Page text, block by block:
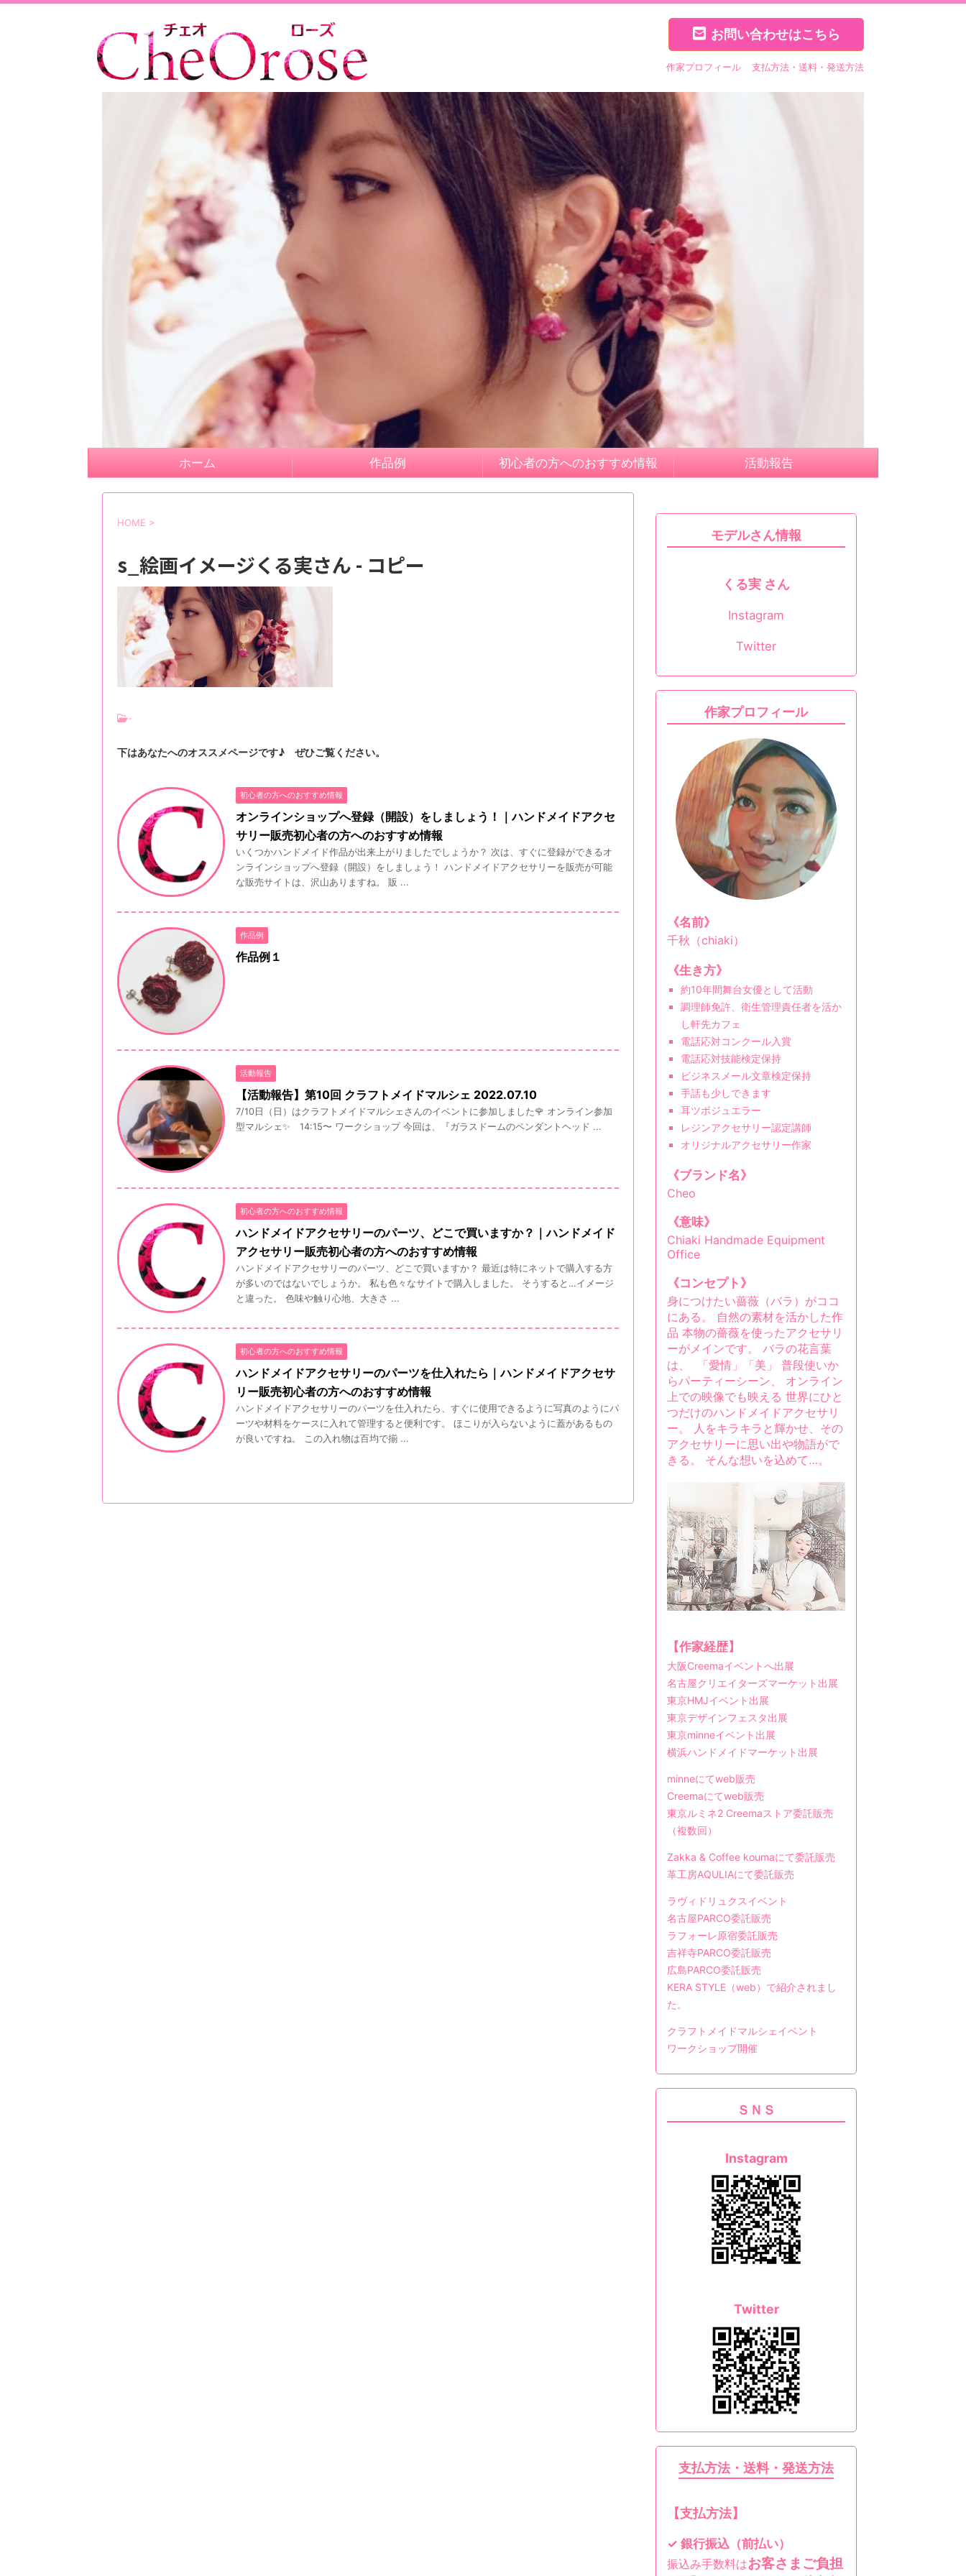
お問い合わせはこちら
作家プロフィール 支払方法・送料・発送方法
ホーム 作品例 初心者の方へのおすすめ情報 活動報告
HOME >
s_絵画イメージくる実さん - コピー
-
下はあなたへのオススメページです♪ ぜひご覧ください。
初心者の方へのおすすめ情報
オンラインショップへ登録（開設）をしましょう！｜ハンドメイドアクセ
サリー販売初心者の方へのおすすめ情報
いくつかハンドメイド作品が出来上がりましたでしょうか？ 次は、すぐに登録ができるオ
ンラインショップへ登録（開設）をしましょう！ ハンドメイドアクセサリーを販売が可能
な販売サイトは、沢山ありますね。 販 ...
作品例
作品例１
活動報告
【活動報告】第10回 クラフトメイドマルシェ 2022.07.10
7/10日（日）はクラフトメイドマルシェさんのイベントに参加しました🌹 オンライン参加
型マルシェ✨ 14:15〜 ワークショップ 今回は、『ガラスドームのペンダントヘッド ...
初心者の方へのおすすめ情報
ハンドメイドアクセサリーのパーツ、どこで買いますか？｜ハンドメイド
アクセサリー販売初心者の方へのおすすめ情報
ハンドメイドアクセサリーのパーツ、どこで買いますか？ 最近は特にネットで購入する方
が多いのではないでしょうか。 私も色々なサイトで購入しました。 そうすると…イメージ
と違った。 色味や触り心地、大きさ ...
初心者の方へのおすすめ情報
ハンドメイドアクセサリーのパーツを仕入れたら｜ハンドメイドアクセサ
リー販売初心者の方へのおすすめ情報
ハンドメイドアクセサリーのパーツを仕入れたら、すぐに使用できるように写真のようにパ
ーツや材料をケースに入れて管理すると便利です。 ほこりが入らないように蓋があるもの
が良いですね。 この入れ物は百均で揃 ...
モデルさん情報
くる実 さん
Instagram
Twitter
作家プロフィール
《名前》
千秋（chiaki）
《生き方》
約10年間舞台女優として活動
調理師免許、衛生管理責任者を活か
し軒先カフェ
電話応対コンクール入賞
電話応対技能検定保持
ビジネスメール文章検定保持
手話も少しできます
耳ツボジュエラー
レジンアクセサリー認定講師
オリジナルアクセサリー作家
《ブランド名》
Cheo
《意味》
Chiaki Handmade Equipment
Office
《コンセプト》
身につけたい薔薇（バラ）がココ
にある。 自然の素材を活かした作
品 本物の薔薇を使ったアクセサリ
ーがメインです。 バラの花言葉
は、 「愛情」「美」 普段使いか
らパーティーシーン、 オンライン
上での映像でも映える 世界にひと
つだけのハンドメイドアクセサリ
ー。 人をキラキラと輝かせ、その
アクセサリーに思い出や物語がで
きる。 そんな想いを込めて…。
【作家経歴】
大阪Creemaイベントへ出展
名古屋クリエイターズマーケット出展
東京HMJイベント出展
東京デザインフェスタ出展
東京minneイベント出展
横浜ハンドメイドマーケット出展
minneにてweb販売
Creemaにてweb販売
東京ルミネ2 Creemaストア委託販売
（複数回）
Zakka & Coffee koumaにて委託販売
革工房AQULIAにて委託販売
ラヴィドリュクスイベント
名古屋PARCO委託販売
ラフォーレ原宿委託販売
吉祥寺PARCO委託販売
広島PARCO委託販売
KERA STYLE（web）で紹介されまし
た。
クラフトメイドマルシェイベント
ワークショップ開催
ＳＮＳ
Instagram
Twitter
支払方法・送料・発送方法
【支払方法】
✓ 銀行振込（前払い）
振込み手数料はお客さまご負担